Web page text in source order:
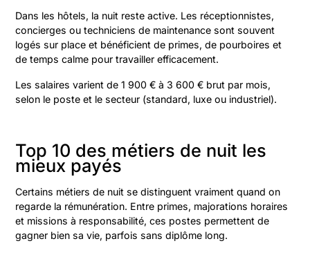
Dans les hôtels, la nuit reste active. Les réceptionnistes,
concierges ou techniciens de maintenance sont souvent
logés sur place et bénéficient de primes, de pourboires et
de temps calme pour travailler efficacement.
Les salaires varient de 1 900 € à 3 600 € brut par mois,
selon le poste et le secteur (standard, luxe ou industriel).
Top 10 des métiers de nuit les
mieux payés
Certains métiers de nuit se distinguent vraiment quand on
regarde la rémunération. Entre primes, majorations horaires
et missions à responsabilité, ces postes permettent de
gagner bien sa vie, parfois sans diplôme long.